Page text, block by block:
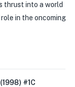
thrust into a world
in the oncoming
#1C